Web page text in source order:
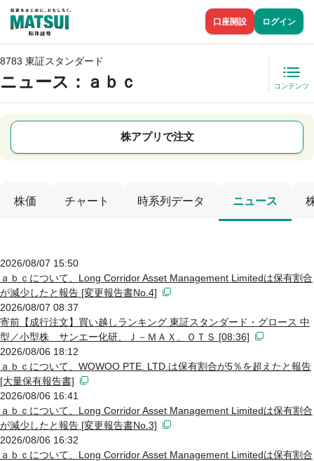
口座開設 ログイン
8783 東証スタンダード
ニュース ：ａｂｃ コンテンツ
株アプリで注文
株価 チャート 時系列データ ニュース
2026/08/07 15:50
ａｂｃについて、Long Corridor Asset Management Limitedは保有割合
が減少したと報告 [変更報告書No.4]
2026/08/07 08:37
寄前【成行注文】買い越しランキング 東証スタンダード・グロース 中
型／小型株 サンエー化研、Ｊ－ＭＡＸ、ＯＴＳ [08:36]
2026/08/06 18:12
ａｂｃについて、WOWOO PTE. LTD.は保有割合が5％を超えたと報告
[大量保有報告書]
2026/08/06 16:41
ａｂｃについて、Long Corridor Asset Management Limitedは保有割合
が減少したと報告 [変更報告書No.3]
2026/08/06 16:32
ａｂｃについて、Long Corridor Asset Management Limitedは保有割合